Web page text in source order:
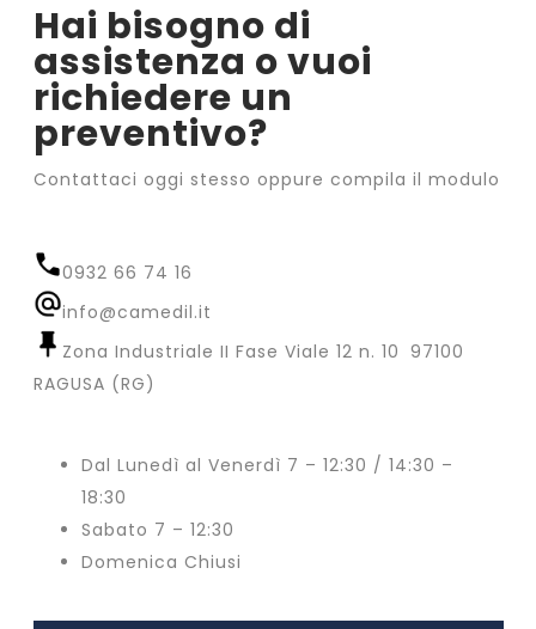
Hai bisogno di
assistenza o vuoi
richiedere un
preventivo?
Contattaci oggi stesso oppure compila il modulo
0932 66 74 16
info@camedil.it
Zona Industriale II Fase Viale 12 n. 10 97100
RAGUSA (RG)
Dal Lunedì al Venerdì 7 – 12:30 / 14:30 –
18:30
Sabato 7 – 12:30
Domenica Chiusi